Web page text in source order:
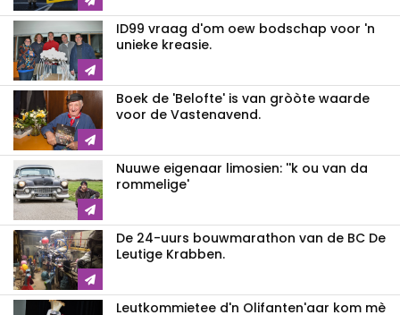
ID99 vraag d'om oew bodschap voor 'n
unieke kreasie.
Boek de 'Belofte' is van gròòte waarde
voor de Vastenavend.
Nuuwe eigenaar limosien: ''k ou van da
rommelige'
De 24-uurs bouwmarathon van de BC De
Leutige Krabben.
Leutkommietee d'n Olifanten'aar kom mè